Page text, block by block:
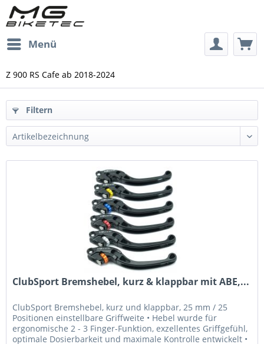
Menü
Z 900 RS Cafe ab 2018-2024
Filtern
ClubSport Bremshebel, kurz & klappbar mit ABE,...
ClubSport Bremshebel, kurz und klappbar, 25 mm / 25
Positionen einstellbare Griffweite • Hebel wurde für
ergonomische 2 - 3 Finger-Funktion, exzellentes Griffgefühl,
optimale Dosierbarkeit und maximale Kontrolle entwickelt •